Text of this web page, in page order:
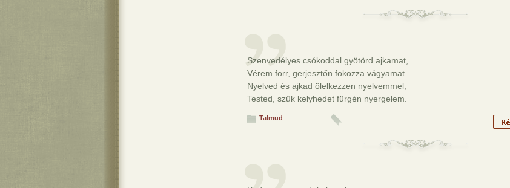
Szenvedélyes csókoddal gyötörd ajkamat,
Vérem forr, gerjesztőn fokozza vágyamat.
Nyelved és ajkad ölelkezzen nyelvemmel,
Tested, szűk kelyhedet fürgén nyergelem.
Talmud